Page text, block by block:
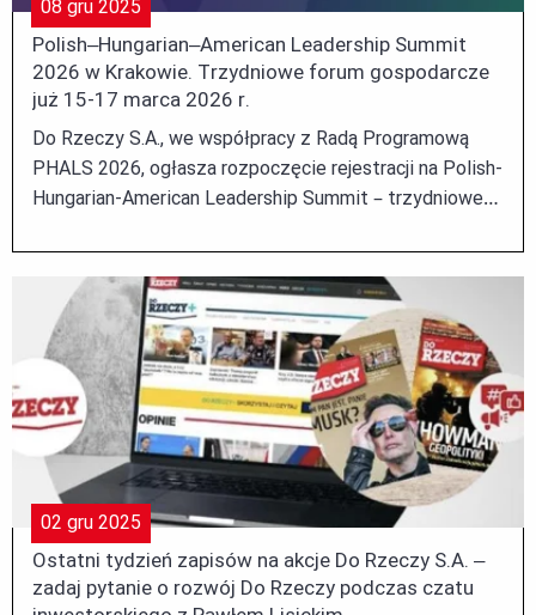
08 gru 2025
Polish–Hungarian–American Leadership Summit
2026 w Krakowie. Trzydniowe forum gospodarcze
już 15-17 marca 2026 r.
Do Rzeczy S.A., we współpracy z Radą Programową
PHALS 2026, ogłasza rozpoczęcie rejestracji na Polish-
Hungarian-American Leadership Summit – trzydniowe
2026 r. w Krakowie. ...
02 gru 2025
Ostatni tydzień zapisów na akcje Do Rzeczy S.A. –
zadaj pytanie o rozwój Do Rzeczy podczas czatu